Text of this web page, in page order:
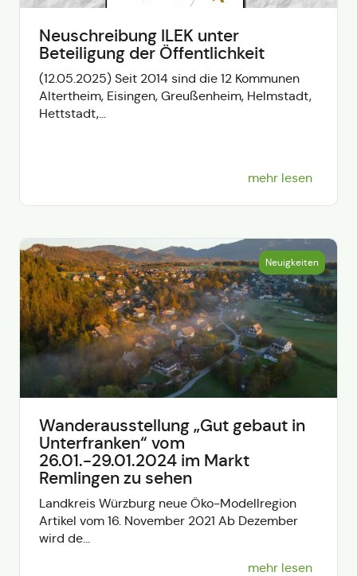
Neuschreibung ILEK unter
Beteiligung der Öffentlichkeit
(12.05.2025) Seit 2014 sind die 12 Kommunen
Altertheim, Eisingen, Greußenheim, Helmstadt,
Hettstadt,...
mehr lesen
Neuigkeiten
Wanderausstellung „Gut gebaut in
Unterfranken“ vom
26.01.-29.01.2024 im Markt
Remlingen zu sehen
Landkreis Würzburg neue Öko-Modellregion
Artikel vom 16. November 2021 Ab Dezember
wird de...
mehr lesen